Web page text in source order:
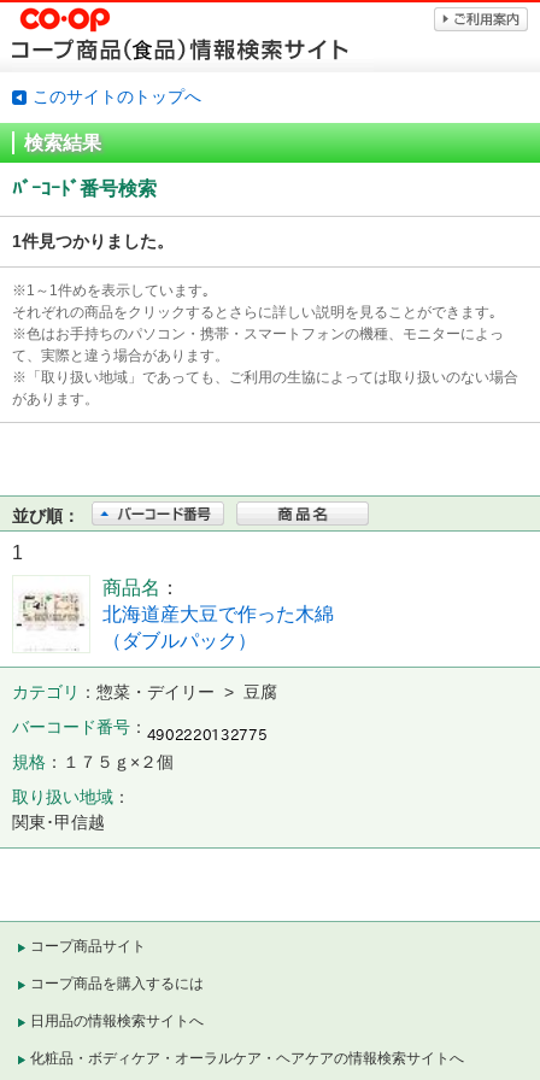
このサイトのトップへ
検索結果
ﾊﾞｰｺｰﾄﾞ番号検索
1件見つかりました。
※1～1件めを表示しています｡
それぞれの商品をクリックするとさらに詳しい説明を見ることができます｡
※色はお手持ちのパソコン・携帯・スマートフォンの機種、モニターによっ
て、実際と違う場合があります。
※「取り扱い地域」であっても、ご利用の生協によっては取り扱いのない場合
があります。
並び順：
1
商品名
北海道産大豆で作った木綿
（ダブルパック）
カテゴリ
惣菜・デイリー > 豆腐
バーコード番号
規格
１７５ｇ×２個
取り扱い地域
関東･甲信越
コープ商品サイト
コープ商品を購入するには
日用品の情報検索サイトへ
化粧品・ボディケア・オーラルケア・ヘアケアの情報検索サイトへ